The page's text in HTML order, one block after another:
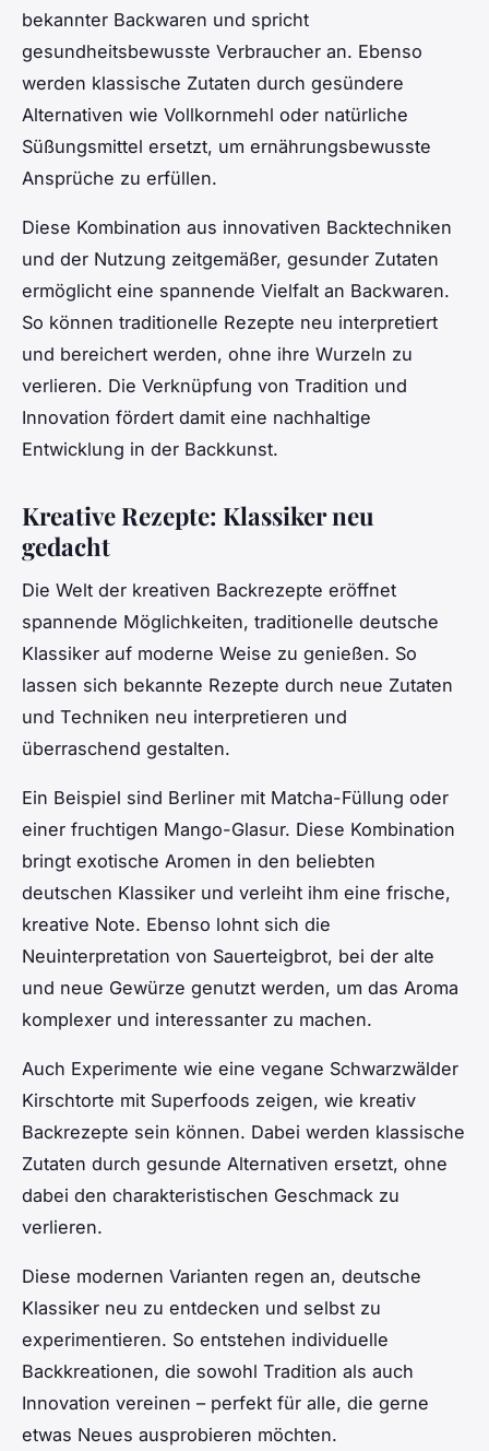
bekannter Backwaren und spricht
gesundheitsbewusste Verbraucher an. Ebenso
werden klassische Zutaten durch gesündere
Alternativen wie Vollkornmehl oder natürliche
Süßungsmittel ersetzt, um ernährungsbewusste
Ansprüche zu erfüllen.
Diese Kombination aus innovativen Backtechniken
und der Nutzung zeitgemäßer, gesunder Zutaten
ermöglicht eine spannende Vielfalt an Backwaren.
So können traditionelle Rezepte neu interpretiert
und bereichert werden, ohne ihre Wurzeln zu
verlieren. Die Verknüpfung von Tradition und
Innovation fördert damit eine nachhaltige
Entwicklung in der Backkunst.
Kreative Rezepte: Klassiker neu
gedacht
Die Welt der kreativen Backrezepte eröffnet
spannende Möglichkeiten, traditionelle deutsche
Klassiker auf moderne Weise zu genießen. So
lassen sich bekannte Rezepte durch neue Zutaten
und Techniken neu interpretieren und
überraschend gestalten.
Ein Beispiel sind Berliner mit Matcha-Füllung oder
einer fruchtigen Mango-Glasur. Diese Kombination
bringt exotische Aromen in den beliebten
deutschen Klassiker und verleiht ihm eine frische,
kreative Note. Ebenso lohnt sich die
Neuinterpretation von Sauerteigbrot, bei der alte
und neue Gewürze genutzt werden, um das Aroma
komplexer und interessanter zu machen.
Auch Experimente wie eine vegane Schwarzwälder
Kirschtorte mit Superfoods zeigen, wie kreativ
Backrezepte sein können. Dabei werden klassische
Zutaten durch gesunde Alternativen ersetzt, ohne
dabei den charakteristischen Geschmack zu
verlieren.
Diese modernen Varianten regen an, deutsche
Klassiker neu zu entdecken und selbst zu
experimentieren. So entstehen individuelle
Backkreationen, die sowohl Tradition als auch
Innovation vereinen – perfekt für alle, die gerne
etwas Neues ausprobieren möchten.